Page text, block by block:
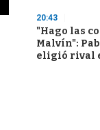
20:43
"Hago las
Malvín":
eligió rival